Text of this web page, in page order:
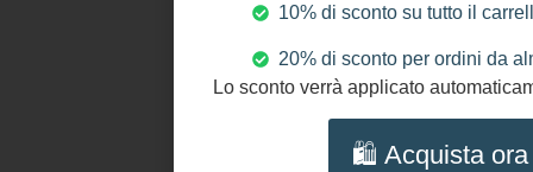
10% di sconto su tutto il
20% di sconto per ordini da
Lo sconto verrà applicato
🛍️ Acquista ora